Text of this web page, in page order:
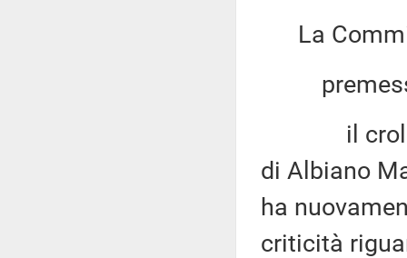
La
il crollo
di Albiano
ha
criticità